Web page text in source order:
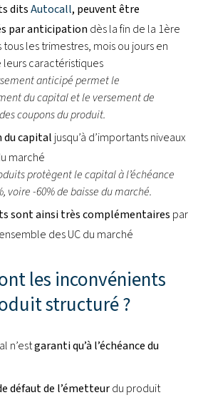
ditsAutocall, peuvent être
par anticipation dès la fin de la 1ère
tous les trimestres, mois ou jours en
caractéristiques
anticipé permet le
du capital et le versement de
coupons du produit.
capital jusqu’à d’importants niveaux
marché
protègent le capital à l’échéance
voire -60% de baisse du marché.
sont ainsi très complémentaires par
des UC du marché
les inconvénients
structuré ?
n’estgaranti qu’à l’échéance du
défaut de l’émetteurdu produit